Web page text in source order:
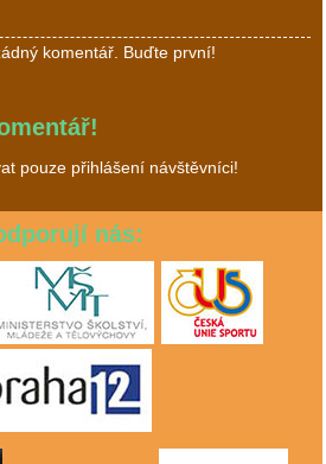
komentář. Buďte první!
pouze přihlášení návštěvníci!
nás: